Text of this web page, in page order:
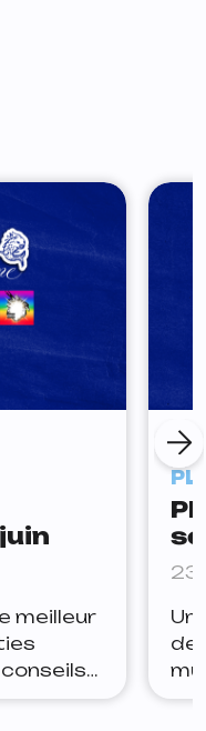
meilleur
rester
23
de